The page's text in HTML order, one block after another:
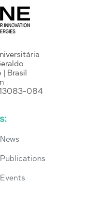
Brasil
13083-084
News
Publications
Events